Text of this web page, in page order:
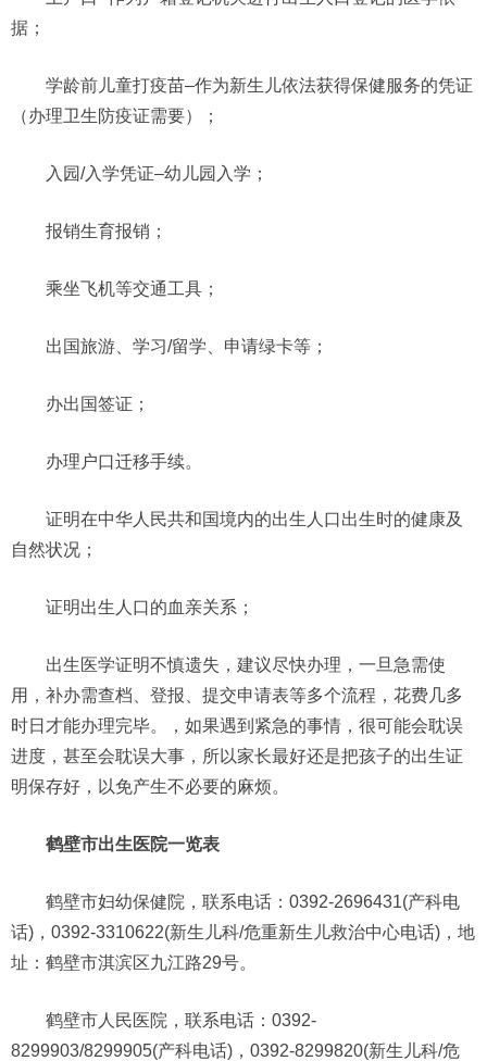
据；
学龄前儿童打疫苗–作为新生儿依法获得保健服务的凭证
（办理卫生防疫证需要）；
入园/入学凭证–幼儿园入学；
报销生育报销；
乘坐飞机等交通工具；
出国旅游、学习/留学、申请绿卡等；
办出国签证；
办理户口迁移手续。
证明在中华人民共和国境内的出生人口出生时的健康及
自然状况；
证明出生人口的血亲关系；
出生医学证明不慎遗失，建议尽快办理，一旦急需使
用，补办需查档、登报、提交申请表等多个流程，花费几多
时日才能办理完毕。，如果遇到紧急的事情，很可能会耽误
进度，甚至会耽误大事，所以家长最好还是把孩子的出生证
明保存好，以免产生不必要的麻烦。
鹤壁市出生医院一览表
鹤壁市妇幼保健院，联系电话：0392-2696431(产科电
话)，0392-3310622(新生儿科/危重新生儿救治中心电话)，地
址：鹤壁市淇滨区九江路29号。
鹤壁市人民医院，联系电话：0392-
8299903/8299905(产科电话)，0392-8299820(新生儿科/危